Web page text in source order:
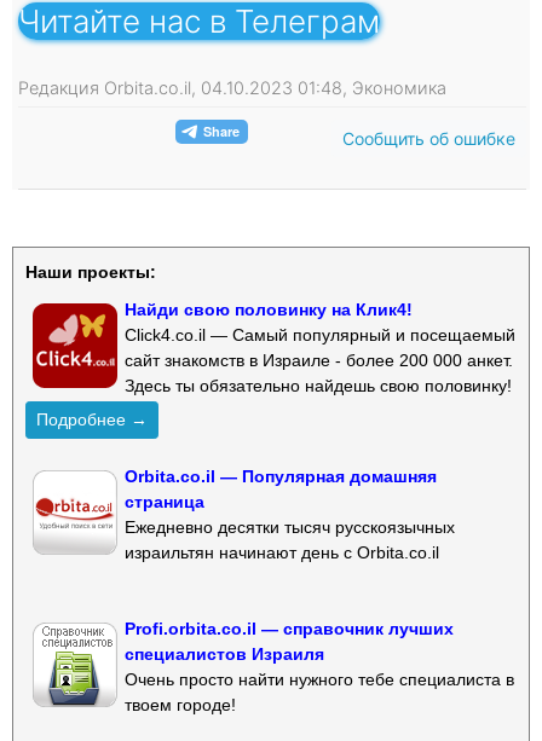
Читайте нас в Телеграм
Редакция Orbita.co.il, 04.10.2023 01:48, Экономика
Сообщить об ошибке
Наши проекты:
Найди свою половинку на Клик4!
Click4.co.il — Самый популярный и посещаемый
сайт знакомств в Израиле - более 200 000 анкет.
Здесь ты обязательно найдешь свою половинку!
Подробнее →
Orbita.co.il — Популярная домашняя
страница
Ежедневно десятки тысяч русскоязычных
израильтян начинают день с Orbita.co.il
Profi.orbita.co.il — справочник лучших
специалистов Израиля
Очень просто найти нужного тебе специалиста в
твоем городе!